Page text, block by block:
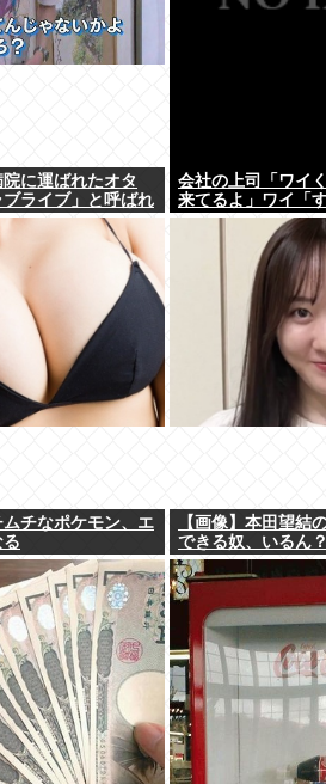
院に運ばれたオタ
ライブ」と呼ばれ
会社の上司「ワイ
来てるよ」ワイ「
ムチなポケモン、エ
【画像】本田望結
できる奴、いるん？